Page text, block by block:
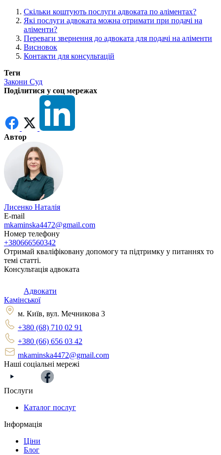
Скільки коштують послуги адвоката по аліментах?
Які послуги адвоката можна отримати при подачі на
аліменти?
Переваги звернення до адвоката для подачі на аліменти
Висновок
Контакти для консультацій
Теги
Закони Суд
Поділитися у соц мережах
Автор
Лисенко Наталія
E-mail
mkaminska4472@gmail.com
Номер телефону
+380666560342
Отримай кваліфіковану допомогу та підтримку у питаннях то
темі статті.
Консультація адвоката
Адвокати
Камінської
м. Київ, вул. Мечникова 3
+380 (68) 710 02 91
+380 (66) 656 03 42
mkaminska4472@gmail.com
Наші соціальні мережі
Послуги
Каталог послуг
Інформація
Ціни
Блог